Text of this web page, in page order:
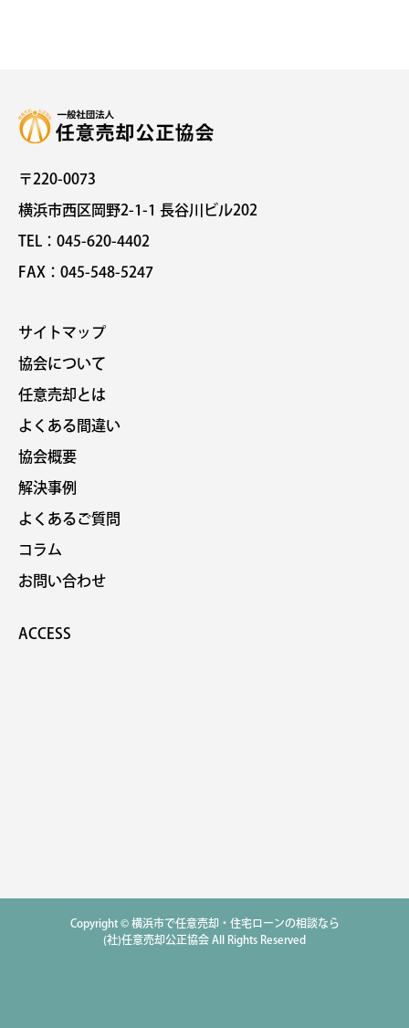
〒220-0073
横浜市西区岡野2-1-1 長谷川ビル202
TEL：045-620-4402
FAX：045-548-5247
サイトマップ
協会について
任意売却とは
よくある間違い
協会概要
解決事例
よくあるご質問
コラム
お問い合わせ
ACCESS
Copyright © 横浜市で任意売却・住宅ローンの相談なら
(社)任意売却公正協会 All Rights Reserved